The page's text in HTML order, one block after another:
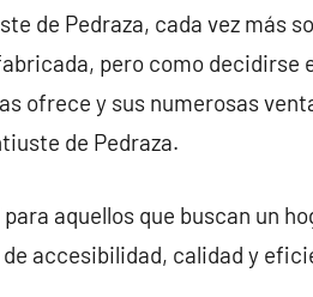
de Pedraza, cada vez más
pero como decidirse
ofrece y sus numerosas
de Pedraza.
aquellos que buscan un
accesibilidad, calidad y